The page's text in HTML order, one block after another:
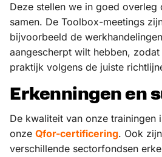
Deze stellen we in goed overleg
samen. De Toolbox-meetings
bijvoorbeeld de
aangescherpt wilt hebben,
praktijk volgens de juiste
Erkenningen en
De kwaliteit van onze
onze Qfor-certificering. Ook
verschillende sectorfondsen